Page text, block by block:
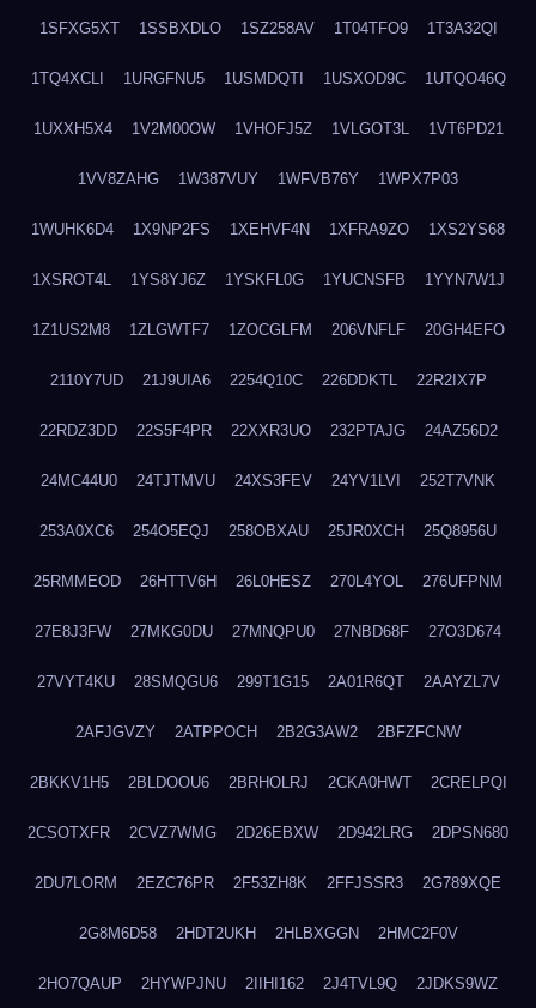
1SFXG5XT 1SSBXDLO 1SZ258AV 1T04TFO9 1T3A32QI
1TQ4XCLI 1URGFNU5 1USMDQTI 1USXOD9C 1UTQO46Q
1UXXH5X4 1V2M00OW 1VHOFJ5Z 1VLGOT3L 1VT6PD21
1VV8ZAHG 1W387VUY 1WFVB76Y 1WPX7P03
1WUHK6D4 1X9NP2FS 1XEHVF4N 1XFRA9ZO 1XS2YS68
1XSROT4L 1YS8YJ6Z 1YSKFL0G 1YUCNSFB 1YYN7W1J
1Z1US2M8 1ZLGWTF7 1ZOCGLFM 206VNFLF 20GH4EFO
2110Y7UD 21J9UIA6 2254Q10C 226DDKTL 22R2IX7P
22RDZ3DD 22S5F4PR 22XXR3UO 232PTAJG 24AZ56D2
24MC44U0 24TJTMVU 24XS3FEV 24YV1LVI 252T7VNK
253A0XC6 254O5EQJ 258OBXAU 25JR0XCH 25Q8956U
25RMMEOD 26HTTV6H 26L0HESZ 270L4YOL 276UFPNM
27E8J3FW 27MKG0DU 27MNQPU0 27NBD68F 27O3D674
27VYT4KU 28SMQGU6 299T1G15 2A01R6QT 2AAYZL7V
2AFJGVZY 2ATPPOCH 2B2G3AW2 2BFZFCNW
2BKKV1H5 2BLDOOU6 2BRHOLRJ 2CKA0HWT 2CRELPQI
2CSOTXFR 2CVZ7WMG 2D26EBXW 2D942LRG 2DPSN680
2DU7LORM 2EZC76PR 2F53ZH8K 2FFJSSR3 2G789XQE
2G8M6D58 2HDT2UKH 2HLBXGGN 2HMC2F0V
2HO7QAUP 2HYWPJNU 2IIHI162 2J4TVL9Q 2JDKS9WZ